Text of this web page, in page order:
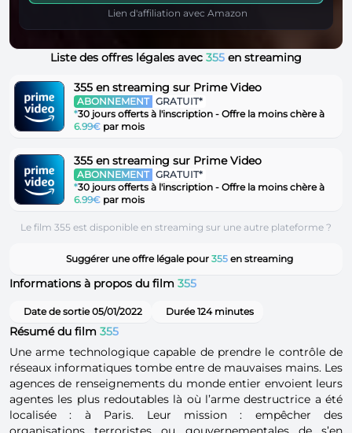
Lien d'affiliation avec Amazon
Liste des offres légales avec 355 en streaming
355 en streaming sur Prime Video
ABONNEMENT GRATUIT*
*30 jours offerts à l'inscription - Offre la moins chère à
6.99€ par mois
355 en streaming sur Prime Video
ABONNEMENT GRATUIT*
*30 jours offerts à l'inscription - Offre la moins chère à
6.99€ par mois
Le film 355 est disponible en streaming sur une autre plateforme ?
Suggérer une offre légale pour 355en streaming
Informations à propos du film 355
Date de sortie 05/01/2022 Durée 124 minutes
Résumé du film 355
Une arme technologique capable de prendre le contrôle de
réseaux informatiques tombe entre de mauvaises mains. Les
agences de renseignements du monde entier envoient leurs
agentes les plus redoutables là où l’arme destructrice a été
localisée : à Paris. Leur mission : empêcher des